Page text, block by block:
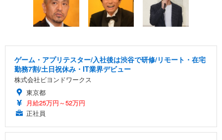
ゲーム・アプリテスター/入社後は渋谷で研修/リモート・在宅
勤務7割/土日祝休み・IT業界デビュー
株式会社ビヨンドワークス
東京都
月給25万円～52万円
正社員